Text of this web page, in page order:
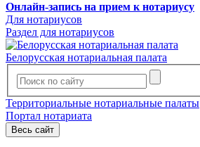
Онлайн-запись на прием к нотариусу
Для нотариусов
Раздел для нотариусов
Белорусская нотариальная палата
Территориальные нотариальные палаты
Портал нотариата
Весь сайт